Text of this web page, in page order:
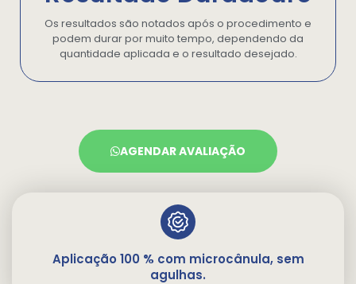
Os resultados são notados após o procedimento e
podem durar por muito tempo, dependendo da
quantidade aplicada e o resultado desejado.
AGENDAR AVALIAÇÃO
Aplicação 100 % com microcânula, sem
agulhas.